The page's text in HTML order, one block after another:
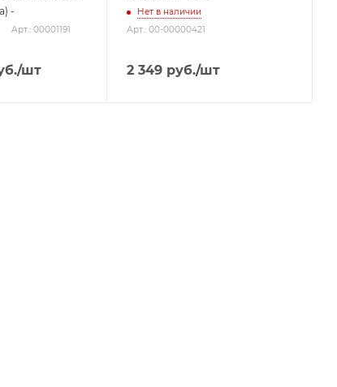
-
Арт.: 00001191
/шт
Нет в наличии
Арт.: 00-00000421
2 349 руб./шт